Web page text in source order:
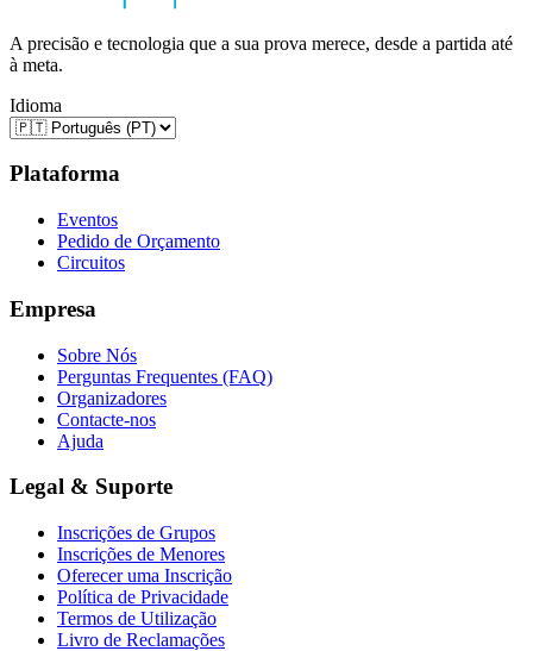
A precisão e tecnologia que a sua prova merece, desde a partida até
à meta.
Idioma
Plataforma
Eventos
Pedido de Orçamento
Circuitos
Empresa
Sobre Nós
Perguntas Frequentes (FAQ)
Organizadores
Contacte-nos
Ajuda
Legal & Suporte
Inscrições de Grupos
Inscrições de Menores
Oferecer uma Inscrição
Política de Privacidade
Termos de Utilização
Livro de Reclamações